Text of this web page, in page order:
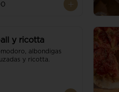
y ricotta
albondigas
y ricotta.